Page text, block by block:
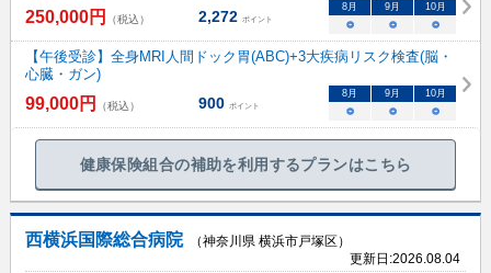
250,000円 （税込） 2,272 ポイント
8月 9月 10月
○ ○ ○
【午後受診】全身MRI人間ドック胃(ABC)+3大疾病リスク検査(脳・
心臓・ガン)
99,000円 （税込） 900 ポイント
8月 9月 10月
○ ○ ○
健康保険組合の補助を利用するプランはこちら
西横浜国際総合病院
（神奈川県 横浜市戸塚区）
更新日:2026.08.04